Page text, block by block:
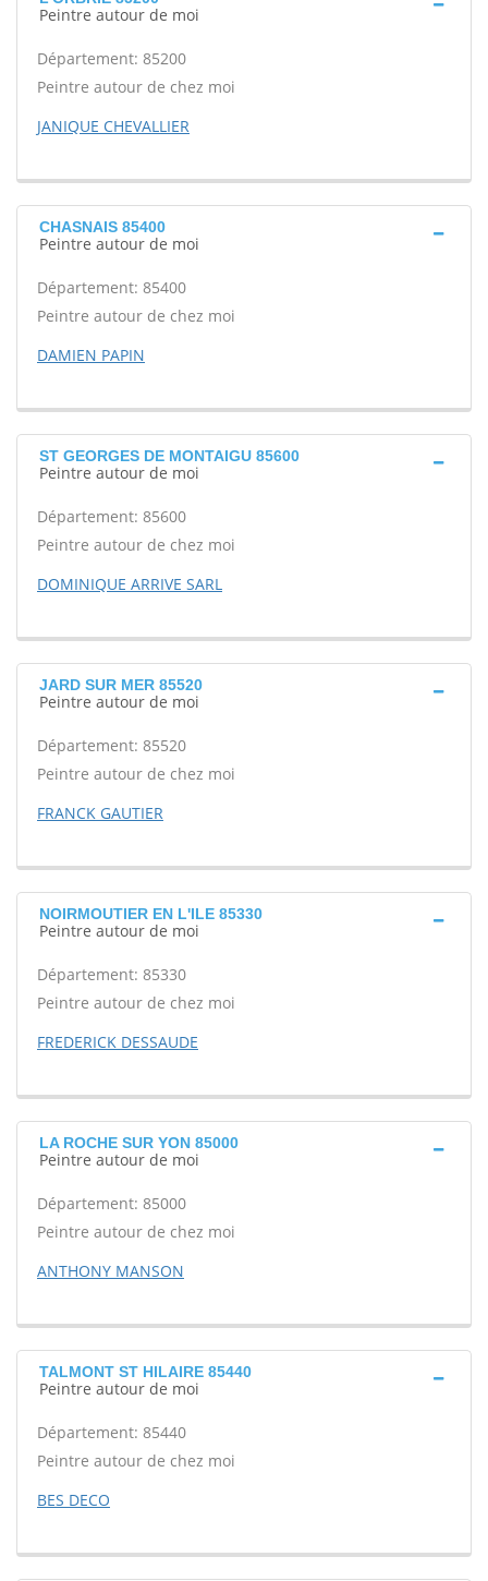
Peintre autour de moi
Département: 85200
Peintre autour de chez moi
JANIQUE CHEVALLIER
CHASNAIS 85400
Peintre autour de moi
Département: 85400
Peintre autour de chez moi
DAMIEN PAPIN
ST GEORGES DE MONTAIGU 85600
Peintre autour de moi
Département: 85600
Peintre autour de chez moi
DOMINIQUE ARRIVE SARL
JARD SUR MER 85520
Peintre autour de moi
Département: 85520
Peintre autour de chez moi
FRANCK GAUTIER
NOIRMOUTIER EN L'ILE 85330
Peintre autour de moi
Département: 85330
Peintre autour de chez moi
FREDERICK DESSAUDE
LA ROCHE SUR YON 85000
Peintre autour de moi
Département: 85000
Peintre autour de chez moi
ANTHONY MANSON
TALMONT ST HILAIRE 85440
Peintre autour de moi
Département: 85440
Peintre autour de chez moi
BES DECO